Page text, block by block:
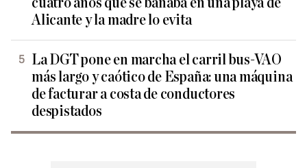
Alicante y la madre lo evita
La DGT pone en marcha el carril bus-VAO
más largo y caótico de España: una máquina
de facturar a costa de conductores
despistados